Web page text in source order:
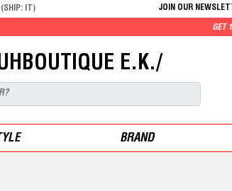
(SHIP: IT) JOIN OUR
GET 10% OFF BY
E.K./
BRAND